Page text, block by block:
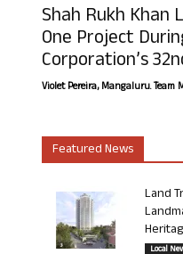
Shah Rukh Khan
One Project
Corporation’s
Violet Pereira, Mangaluru. Team
Featured News
Land
Local